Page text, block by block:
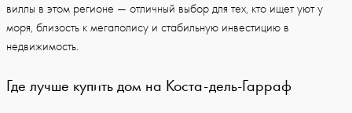
виллы в этом регионе — отличный выбор для тех, кто ищет уют у
моря, близость к мегаполису и стабильную инвестицию в
недвижимость.
Где лучше купить дом на Коста-дель-Гарраф